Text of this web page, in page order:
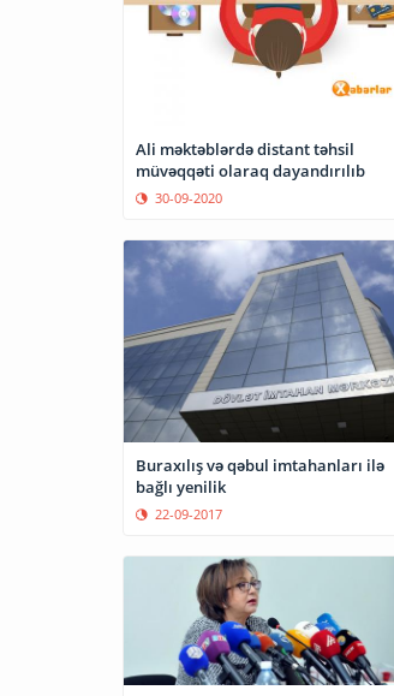
Ali məktəblərdə distant təhsil
müvəqqəti olaraq dayandırılıb
30-09-2020
Buraxılış və qəbul imtahanları ilə
bağlı yenilik
22-09-2017